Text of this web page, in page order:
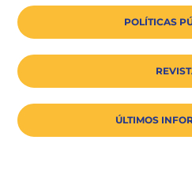
POLÍTICAS
ÚLTIMOS